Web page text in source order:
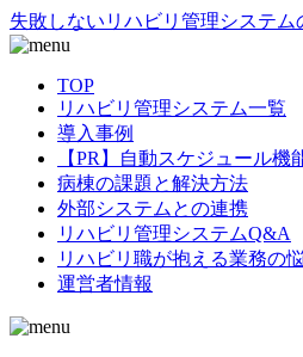
失敗しないリハビリ管理システム
TOP
リハビリ管理システム一覧
導入事例
【PR】自動スケジュール機
病棟の課題と解決方法
外部システムとの連携
リハビリ管理システムQ&A
リハビリ職が抱える業務の
運営者情報